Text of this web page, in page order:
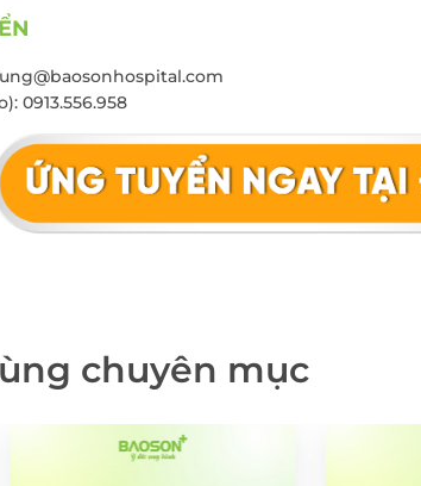
0913.556.958
chuyên mục